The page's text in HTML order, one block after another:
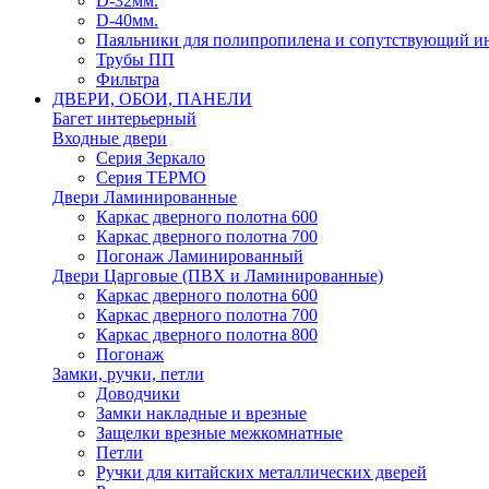
D-40мм.
Паяльники для полипропилена и сопутствующий
Трубы ПП
Фильтра
ДВЕРИ, ОБОИ, ПАНЕЛИ
Багет интерьерный
Входные двери
Серия Зеркало
Серия ТЕРМО
Двери Ламинированные
Каркас дверного полотна 600
Каркас дверного полотна 700
Погонаж Ламинированный
Двери Царговые (ПВХ и Ламинированные)
Каркас дверного полотна 600
Каркас дверного полотна 700
Каркас дверного полотна 800
Погонаж
Замки, ручки, петли
Доводчики
Замки накладные и врезные
Защелки врезные межкомнатные
Петли
Ручки для китайских металлических дверей